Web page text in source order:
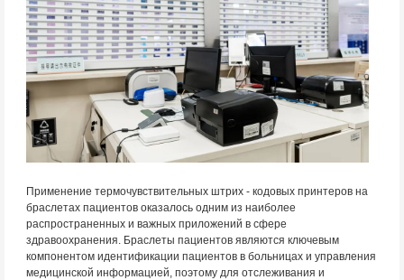
Применение термочувствительных штрих - кодовых принтеров на
браслетах пациентов оказалось одним из наиболее
распространенных и важных приложений в сфере
здравоохранения. Браслеты пациентов являются ключевым
компонентом идентификации пациентов в больницах и управления
медицинской информацией, поэтому для отслеживания и